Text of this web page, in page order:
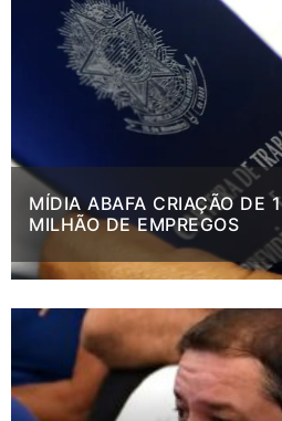
MÍDIA ABAFA CRIAÇÃO DE 1
MILHÃO DE EMPREGOS